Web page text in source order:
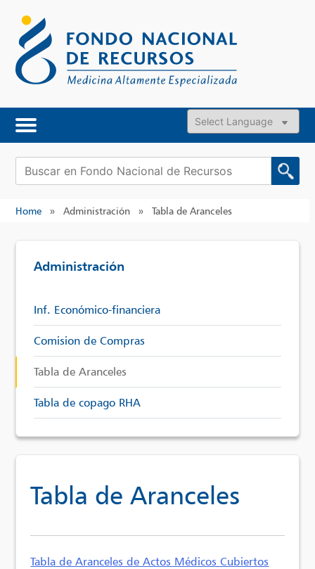
content
Powered by
Buscar:
Home » Administración » Tabla de Aranceles
Administración
Inf. Económico-financiera
Comision de Compras
Tabla de Aranceles
Tabla de copago RHA
Tabla de Aranceles
Tabla de Aranceles de Actos Médicos Cubiertos